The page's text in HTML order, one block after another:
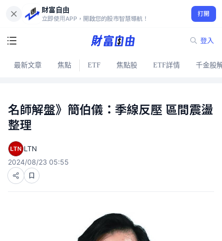
財富自由
立即使用APP，開啟您的股市智慧導航！
打開
登入
最新文章 焦點 ETF 焦點股 ETF詳情 千金股
名師解盤》簡伯儀：季線反壓 區間震盪
整理
LTN
2024/08/23 05:55